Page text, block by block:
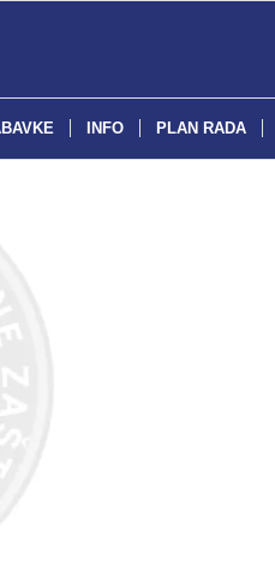
INFO PLAN RADA